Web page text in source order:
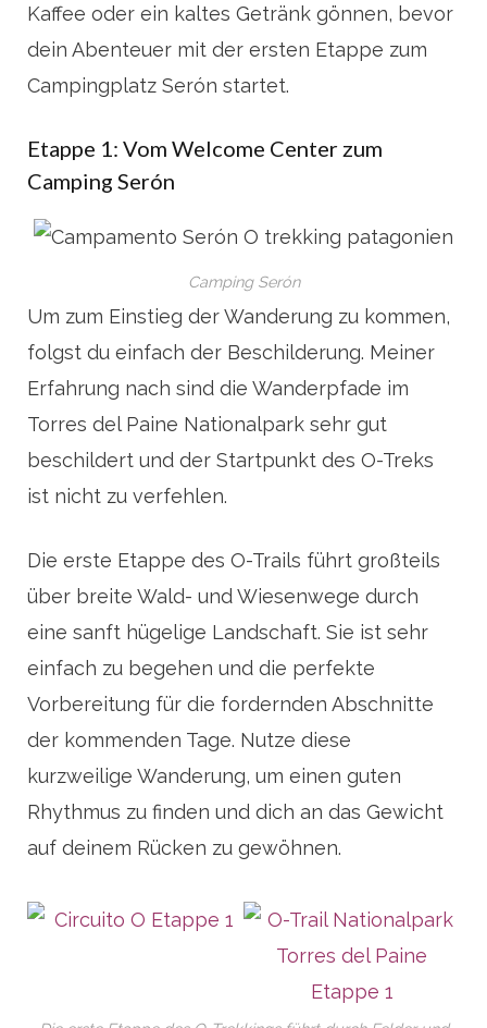
Kaffee oder ein kaltes Getränk gönnen, bevor
dein Abenteuer mit der ersten Etappe zum
Campingplatz Serón startet.
Etappe 1: Vom Welcome Center zum
Camping Serón
Camping Serón
Um zum Einstieg der Wanderung zu kommen,
folgst du einfach der Beschilderung. Meiner
Erfahrung nach sind die Wanderpfade im
Torres del Paine Nationalpark sehr gut
beschildert und der Startpunkt des O-Treks
ist nicht zu verfehlen.
Die erste Etappe des O-Trails führt großteils
über breite Wald- und Wiesenwege durch
eine sanft hügelige Landschaft. Sie ist sehr
einfach zu begehen und die perfekte
Vorbereitung für die fordernden Abschnitte
der kommenden Tage. Nutze diese
kurzweilige Wanderung, um einen guten
Rhythmus zu finden und dich an das Gewicht
auf deinem Rücken zu gewöhnen.